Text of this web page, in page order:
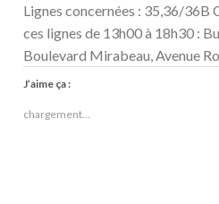
Lignes concernées : 35,36/
ces lignes de 13h00 à 18h30 :
Boulevard Mirabeau, Avenue
J’aime ça :
chargement…